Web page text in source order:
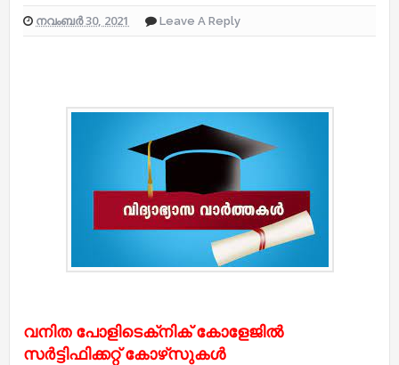
നവംബർ 30, 2021 Leave A Reply
വനിത പോളിടെക്‌നിക് കോളേജിൽ
സർട്ടിഫിക്കറ്റ് കോഴ്‌സുകൾ